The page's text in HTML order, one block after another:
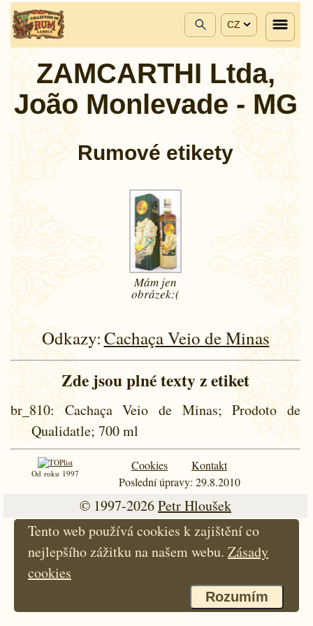
CZ
ZAMCARTHI Ltda,
João Monlevade - MG
Rumové etikety
Mám jen
obrázek:(
Odkazy:Cachaça Veio de Minas
Zde jsou plné texty z etiket
br_810: Cachaça Veio de Minas; Prodoto de
Qualidatle; 700 ml
Od roku 1997
Cookies
Kontakt
Poslední úpravy: 29.8.2010
© 1997-2026Petr Hloušek
Tento web používá cookies k zajištění co
nejlepšího zážitku na našem webu. Zásady
cookies
Rozumím